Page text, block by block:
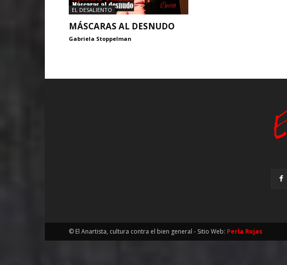
EL DESALIENTO
MÁSCARAS AL DESNUDO
Gabriela Stoppelman
© El Anartista, cultura contra el bien general - Sitio Web: Perla Rojas